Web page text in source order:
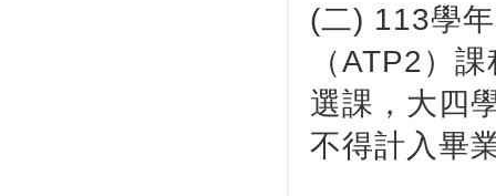
(二) 113學
（ATP2）
選課，大四
不得計入畢